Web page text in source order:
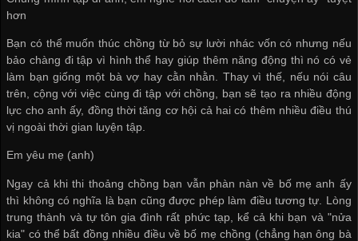
hơn
Bạn có thể muốn thúc chồng từ bỏ sự lười nhác vốn có nhưng nếu
bảo chàng đi tập vì hình thể hay giúp thêm năng động thì nó có vẻ
làm bạn giống một bà vợ hay cằn nhằn. Thay vì thế, nếu nói câu
trên, cộng với việc cùng đi tập với chồng, bạn sẽ tạo ra nhiều động
lực cho anh ấy, đồng thời tăng cơ hội cả hai có thêm nhiều điều thú
vị ngoài thời gian luyện tập.
Em yêu mẹ (anh)
Ngay cả khi thi thoảng chồng bạn vẫn phàn nàn về bố mẹ anh ấy
thì không có nghĩa là bạn cũng được phép làm điều tương tự. Lòng
trung thành và tự tôn gia đình rất phức tạp, kể cả khi bạn và "nửa
kia" có thể bất đồng nhiều điều về bố mẹ chồng (chẳng hạn ông bà